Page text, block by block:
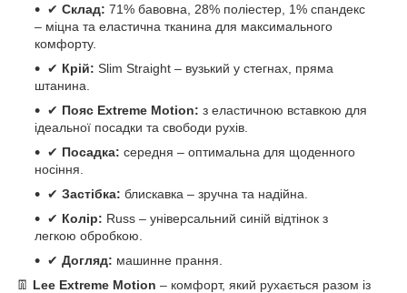
✔ Склад: 71% бавовна, 28% поліестер, 1% спандекс
– міцна та еластична тканина для максимального
комфорту.
✔ Крій: Slim Straight – вузький у стегнах, пряма
штанина.
✔ Пояс Extreme Motion: з еластичною вставкою для
ідеальної посадки та свободи рухів.
✔ Посадка: середня – оптимальна для щоденного
носіння.
✔ Застібка: блискавка – зручна та надійна.
✔ Колір: Russ – універсальний синій відтінок з
легкою обробкою.
✔ Догляд: машинне прання.
👖 Lee Extreme Motion – комфорт, який рухається разом із